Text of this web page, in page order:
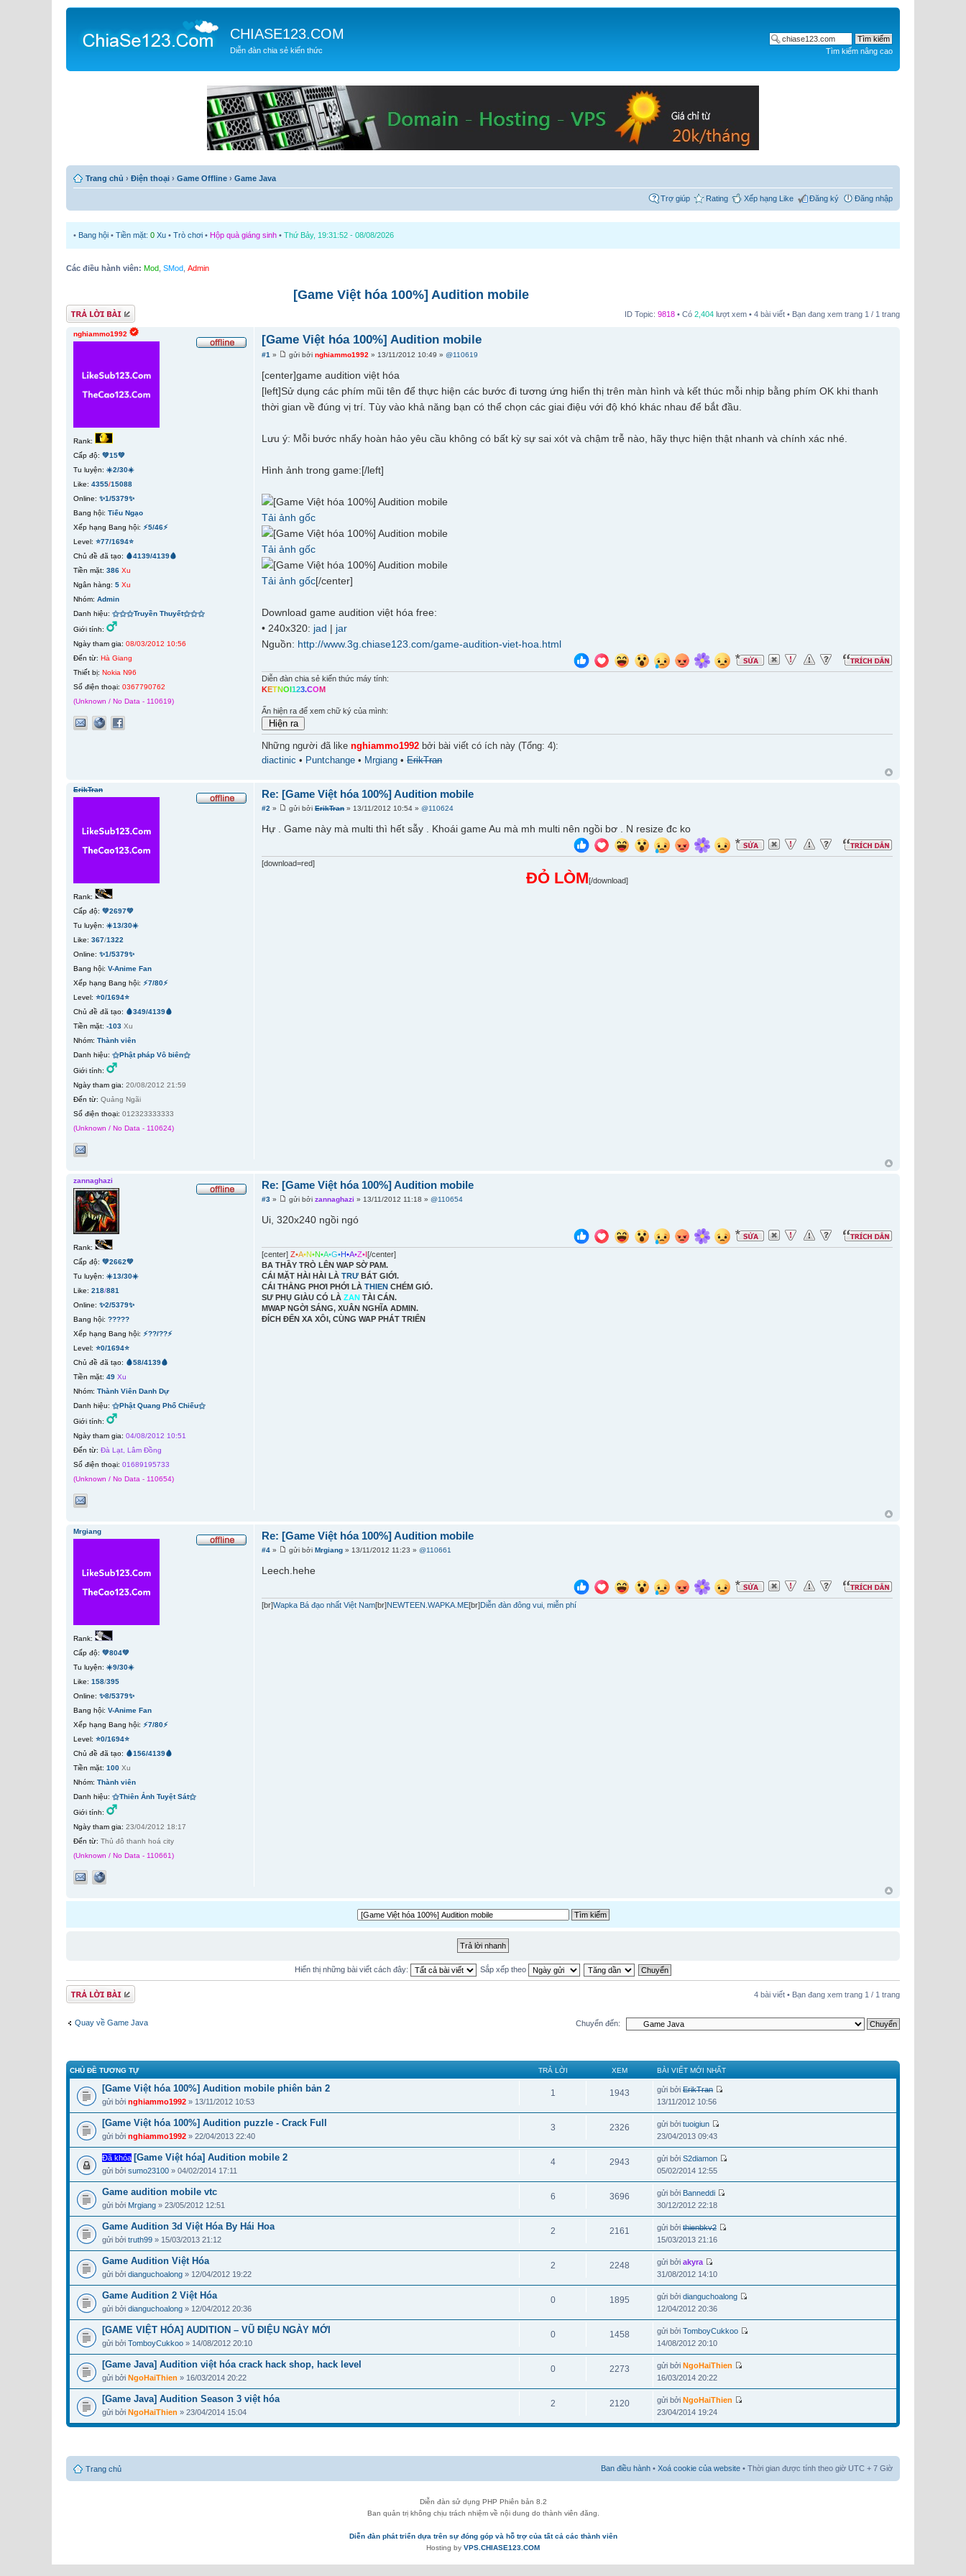
CHIASE123.COM
Diễn đàn chia sẻ kiến thức Tìm kiếm nâng cao
Trang chủ › Điện thoại › Game Offline › Game Java
Trợ giúp Rating Xếp hạng Like Đăng ký Đăng nhập
• Bang hội • Tiền mặt: 0 Xu • Trò chơi • Hộp quà giáng sinh • Thứ Bảy, 19:31:52 - 08/08/2026
Các điều hành viên: Mod SMod Admin
[Game Việt hóa 100%] Audition mobile
Gửi bài trả lời ID Topic: 9818 • Có 2,404 lượt xem • 4 bài viết • Bạn đang xem trang 1 / 1 trang
[Game Việt hóa 100%] Audition mobile
#1 » gửi bởinghiammo1992 » 13/11/2012 10:49 »@110619
[center]game audition việt hóa
[left]Sử dụng các phím mũi tên để thực hiện các bước đi tương ứng hiển thị trên màn hình và kết thúc mỗi nhịp bằng phím OK khi thanh
thời gian về đúng vị trí. Tùy vào khả năng bạn có thể chọn các giai điệu với độ khó khác nhau để bắt đầu.
Lưu ý: Mỗi bước nhẩy hoàn hảo yêu cầu không có bất kỳ sự sai xót và chậm trễ nào, hãy thực hiện thật nhanh và chính xác nhé.
Hình ảnh trong game:[/left]
Tải ảnh gốc
Tải ảnh gốc
Tải ảnh gốc[/center]
Download game audition việt hóa free:
• 240x320: jad | jar
Nguồn: http://www.3g.chiase123.com/game-audition-viet-hoa.html
Diễn đàn chia sẻ kiến thức máy tính:
KETNO I123.CO M
Ấn hiện ra để xem chữ ký của mình:
Những người đã likenghiammo1992 bởi bài viết có ích này (Tổng: 4):
diactinic • Puntchange • Mrgiang •ErikTran
nghiammo1992
Rank:
Cấp độ: 💚15💚
Tu luyện: ☀️2/30☀️
Like: 4355/15088
Online: ✨1/5379✨
Bang hội: Tiếu Ngạo
Xếp hạng Bang hội: ⚡5/46⚡
Level: ⭐77/1694⭐
Chủ đề đã tạo: 🩸4139/4139🩸
Tiền mặt: 386 Xu
Ngân hàng: 5 Xu
Nhóm: Admin
Danh hiệu: ⚝⚝⚝Truyền Thuyết⚝⚝⚝
Giới tính:
Ngày tham gia: 08/03/2012 10:56
Đến từ: Hà Giang
Thiết bị: Nokia N96
Số điện thoại: 0367790762
(Unknown / No Data - 110619)
Re: [Game Việt hóa 100%] Audition mobile
#2 » gửi bởiErikTran» 13/11/2012 10:54 »@110624
Hự . Game này mà multi thì hết sẫy . Khoái game Au mà mh multi nên ngồi bơ . N resize đc ko
[download=red]
ĐỎ LÒM[/download]
ErikTran
Rank:
Cấp độ: 💚2697💚
Tu luyện: ☀️13/30☀️
Like: 367/1322
Online: ✨1/5379✨
Bang hội: V-Anime Fan
Xếp hạng Bang hội: ⚡7/80⚡
Level: ⭐0/1694⭐
Chủ đề đã tạo: 🩸349/4139🩸
Tiền mặt: -103 Xu
Nhóm: Thành viên
Danh hiệu: ⚝Phật pháp Vô biên⚝
Giới tính:
Ngày tham gia: 20/08/2012 21:59
Đến từ: Quảng Ngãi
Số điện thoại: 012323333333
(Unknown / No Data - 110624)
Re: [Game Việt hóa 100%] Audition mobile
#3 » gửi bởizannaghazi » 13/11/2012 11:18 »@110654
Ui, 320x240 ngồi ngó
[center] Z•A•N•N•A•G•H•A•Z•I[/center]
BA THẦY TRÒ LÊN WAP SỜ PAM.
CÁI MẶT HÀI HÀI LÀTRƯBÁT GIỚI.
CÁI THẰNG PHƠI PHỚI LÀTHIEN CHÉM GIÓ.
SƯ PHỤ GIÀU CÓ LÀZAN TÀI CÁN.
MWAP NGỜI SÁNG, XUÂN NGHĨA ADMIN.
ĐÍCH ĐẾN XA XÔI, CÙNG WAP PHÁT TRIỂN
zannaghazi
Rank:
Cấp độ: 💚2662💚
Tu luyện: ☀️13/30☀️
Like: 218/881
Online: ✨2/5379✨
Bang hội: ?????
Xếp hạng Bang hội: ⚡??/??⚡
Level: ⭐0/1694⭐
Chủ đề đã tạo: 🩸58/4139🩸
Tiền mặt: 49 Xu
Nhóm: Thành Viên Danh Dự
Danh hiệu: ⚝Phật Quang Phổ Chiếu⚝
Giới tính:
Ngày tham gia: 04/08/2012 10:51
Đến từ: Đà Lạt, Lâm Đồng
Số điện thoại: 01689195733
(Unknown / No Data - 110654)
Re: [Game Việt hóa 100%] Audition mobile
#4 » gửi bởiMrgiang » 13/11/2012 11:23 »@110661
Leech.hehe
[br]Wapka Bá đạo nhất Việt Nam[br]NEWTEEN.WAPKA.ME[br]Diễn đàn đông vui, miễn phí
Mrgiang
Rank:
Cấp độ: 💚804💚
Tu luyện: ☀️9/30☀️
Like: 158/395
Online: ✨8/5379✨
Bang hội: V-Anime Fan
Xếp hạng Bang hội: ⚡7/80⚡
Level: ⭐0/1694⭐
Chủ đề đã tạo: 🩸156/4139🩸
Tiền mặt: 100 Xu
Nhóm: Thành viên
Danh hiệu: ⚝Thiên Ảnh Tuyệt Sát⚝
Giới tính:
Ngày tham gia: 23/04/2012 18:17
Đến từ: Thủ đô thanh hoá city
(Unknown / No Data - 110661)
Hiển thị những bài viết cách đây: Sắp xếp theo
Gửi bài trả lời 4 bài viết • Bạn đang xem trang 1 / 1 trang
Quay về Game Java Chuyển đến:
CHỦ ĐỀ TƯƠNG TỰ TRẢ LỜI XEM BÀI VIẾT MỚI NHẤT
[Game Việt hóa 100%] Audition mobile phiên bản 2
gửi bởi nghiammo1992 » 13/11/2012 10:53
1 1943 gửi bởi ErikTran
13/11/2012 10:56
[Game Việt hóa 100%] Audition puzzle - Crack Full
gửi bởi nghiammo1992 » 22/04/2013 22:40
3 2326 gửi bởi tuoigiun
23/04/2013 09:43
Đã khóa [Game Việt hóa] Audition mobile 2
gửi bởi sumo23100 » 04/02/2014 17:11
4 2943 gửi bởi S2diamon
05/02/2014 12:55
Game audition mobile vtc
gửi bởi Mrgiang » 23/05/2012 12:51
6 3696 gửi bởi Banneddi
30/12/2012 22:18
Game Audition 3d Việt Hóa By Hái Hoa
gửi bởi truth99 » 15/03/2013 21:12
2 2161 gửi bởi thienbkv2
15/03/2013 21:16
Game Audition Việt Hóa
gửi bởi dianguchoalong » 12/04/2012 19:22
2 2248 gửi bởi akyra
31/08/2012 14:10
Game Audition 2 Việt Hóa
gửi bởi dianguchoalong » 12/04/2012 20:36
0 1895 gửi bởi dianguchoalong
12/04/2012 20:36
[GAME VIỆT HÓA] AUDITION – VŨ ĐIỆU NGÀY MỚI
gửi bởi TomboyCukkoo » 14/08/2012 20:10
0 1458 gửi bởi TomboyCukkoo
14/08/2012 20:10
[Game Java] Audition việt hóa crack hack shop, hack level
gửi bởi NgoHaiThien » 16/03/2014 20:22
0 2273 gửi bởi NgoHaiThien
16/03/2014 20:22
[Game Java] Audition Season 3 việt hóa
gửi bởi NgoHaiThien » 23/04/2014 15:04
2 2120 gửi bởi NgoHaiThien
23/04/2014 19:24
Trang chủ Ban điều hành • Xoá cookie của website • Thời gian được tính theo giờ UTC + 7 Giờ
Diễn đàn sử dụng PHP Phiên bản 8.2
Ban quản trị không chịu trách nhiệm về nội dung do thành viên đăng.
Diễn đàn phát triển dựa trên sự đóng góp và hỗ trợ của tất cả các thành viên
Hosting by VPS.CHIASE123.COM